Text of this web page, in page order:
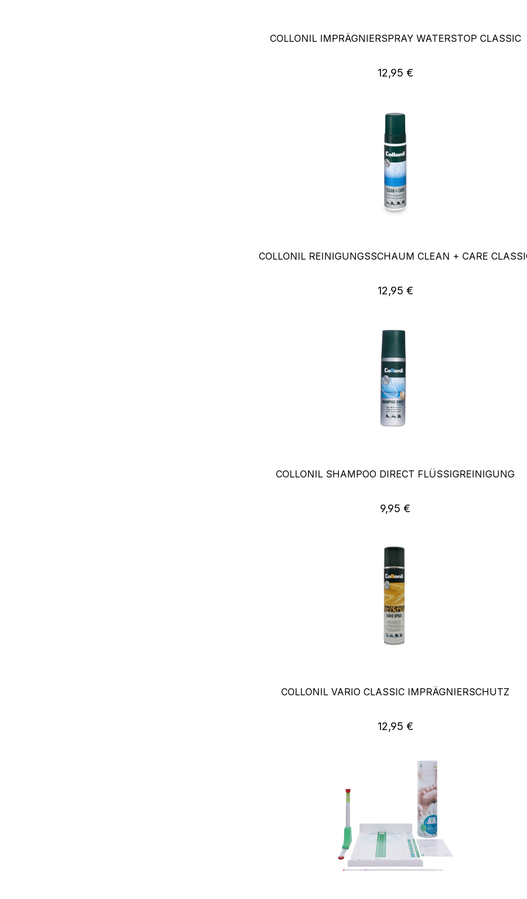
COLLONIL IMPRÄGNIERSPRAY WATERSTOP CLASSIC
Regulärer Preis:
12,95 €
COLLONIL REINIGUNGSSCHAUM CLEAN + CARE
Regulärer Preis:
12,95 €
COLLONIL SHAMPOO DIRECT FLÜSSIGREINIGUNG
Regulärer Preis:
9,95 €
COLLONIL VARIO CLASSIC IMPRÄGNIERSCHUTZ
Regulärer Preis:
12,95 €